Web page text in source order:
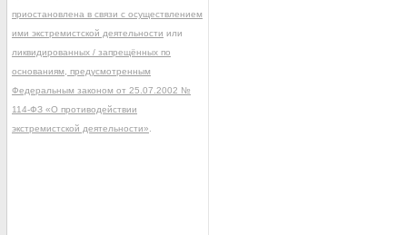
приостановлена в связи с осуществлением
ими экстремистской деятельности или
ликвидированных / запрещённых по
основаниям, предусмотренным
Федеральным законом от 25.07.2002 №
114-ФЗ «О противодействии
экстремистской деятельности»